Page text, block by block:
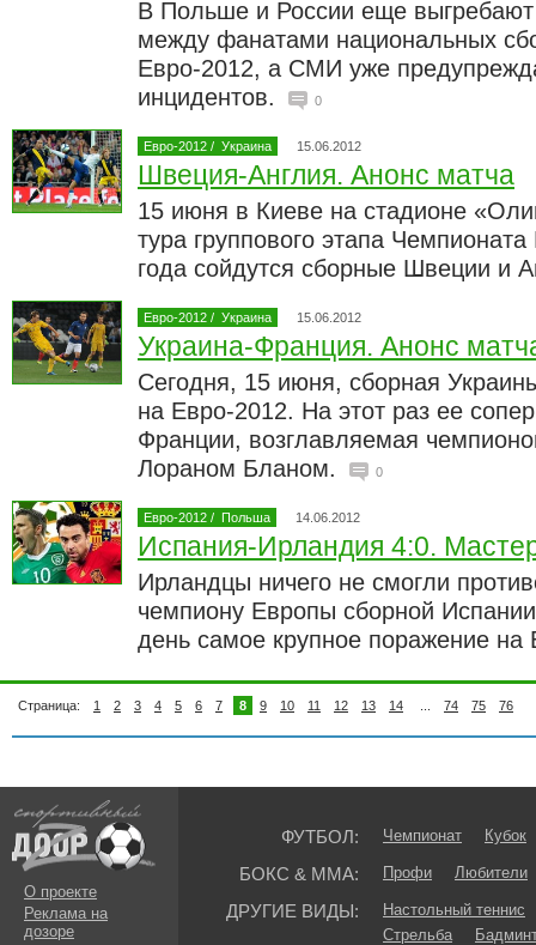
В Польше и России еще выгребают
между фанатами национальных
Евро-2012, а СМИ уже
инцидентов.
0
Евро-2012 / Украина 15.06.2012
Швеция-Англия. Анонс матча
15 июня в Киеве на стадионе
тура группового этапа
года сойдутся сборные Швеции и
Евро-2012 / Украина 15.06.2012
Украина-Франция. Анонс
Сегодня, 15 июня, сборная
на Евро-2012. На этот раз ее
Франции, возглавляемая
Лораном Бланом.
0
Евро-2012 / Польша 14.06.2012
Испания-Ирландия 4:0.
Ирландцы ничего не смогли
чемпиону Европы сборной
день самое крупное поражение
Страница: 1 2 3 4 5 6 7 8 9 10 11 12 13 14 74 75 76
О проекте
Реклама на
дозоре
ФУТБОЛ: Чемпионат Кубок
БОКС & ММА: Профи Любители
ДРУГИЕ ВИДЫ:
Настольный теннис
Стрельба